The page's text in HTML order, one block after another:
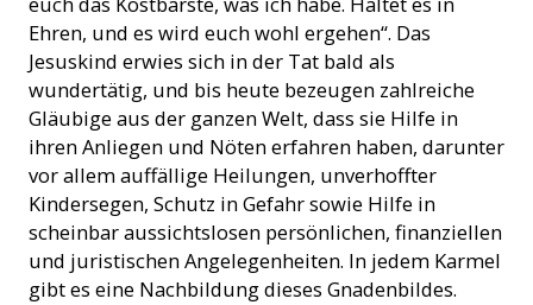
Ehren, und es wird euch wohl ergehen“. Das
Jesuskind erwies sich in der Tat bald als
wundertätig, und bis heute bezeugen zahlreiche
Gläubige aus der ganzen Welt, dass sie Hilfe in
ihren Anliegen und Nöten erfahren haben, darunter
vor allem auffällige Heilungen, unverhoffter
Kindersegen, Schutz in Gefahr sowie Hilfe in
scheinbar aussichtslosen persönlichen, finanziellen
und juristischen Angelegenheiten. In jedem Karmel
gibt es eine Nachbildung dieses Gnadenbildes.